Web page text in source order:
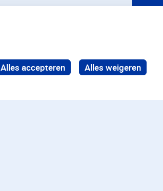
Alles accepteren Alles weigeren